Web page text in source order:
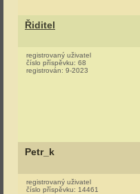
Řiditel
registrovaný uživatel
číslo příspěvku: 68
registrován: 9-2023
Petr_k
registrovaný uživatel
číslo příspěvku: 14461